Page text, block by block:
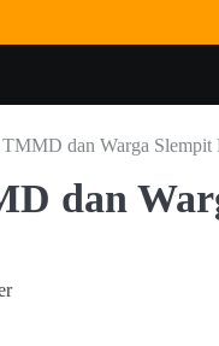
TMMD dan Warga Slempit
dan